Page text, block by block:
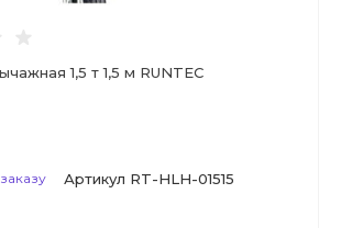
1,5 т 1,5 м RUNTEC
Артикул RT-HLH-01515